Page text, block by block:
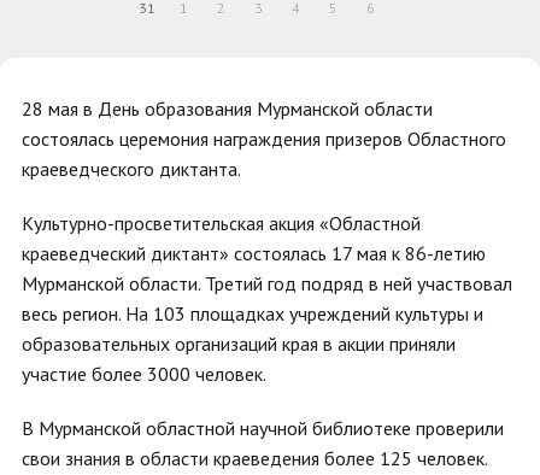
28 мая в День образования Мурманской области
состоялась церемония награждения призеров Областного
краеведческого диктанта.
Культурно-просветительская акция «Областной
краеведческий диктант» состоялась 17 мая к 86-летию
Мурманской области. Третий год подряд в ней участвовал
весь регион. На 103 площадках учреждений культуры и
образовательных организаций края в акции приняли
участие более 3000 человек.
В Мурманской областной научной библиотеке проверили
свои знания в области краеведения более 125 человек.
31 1 2 3 4 5 6